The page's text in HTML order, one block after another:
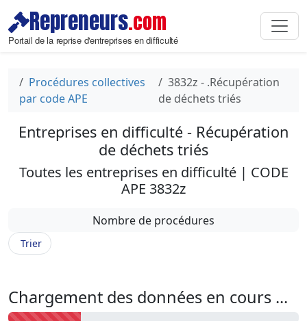
Repreneurs.com
Portail de la reprise d'entreprises en difficulté
Procédures collectives
par code APE
3832z - .Récupération
de déchets triés
Entreprises en difficulté - Récupération
de déchets triés
Toutes les entreprises en difficulté | CODE
APE 3832z
Nombre de procédures
Trier
Chargement des données en cours ...